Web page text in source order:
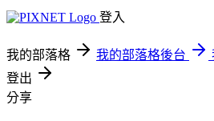
登入
我的部落格 我的部落格後台
登出
分享